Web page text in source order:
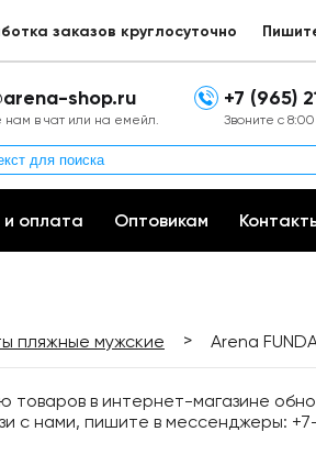
заказов круглосуточно
shop.ru
в чат или на емейл.
+7 (965)
Звоните с
оплата Оптовикам
пляжные мужские > Arena
в интернет-магазине
с нами, пишите в мессенджеры: